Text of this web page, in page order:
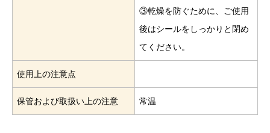
③乾燥を防ぐために、ご使用
後はシールをしっかりと閉め
てください。
使用上の注意点
保管および取扱い上の注意 常温